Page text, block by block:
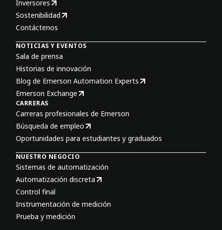
Inversores
Sostenibilidad
Contáctenos
NOTICIAS Y EVENTOS
Sala de prensa
Historias de innovación
Blog de Emerson Automation Experts
Emerson Exchange
CARRERAS
Carreras profesionales de Emerson
Búsqueda de empleo
Oportunidades para estudiantes y graduados
NUESTRO NEGOCIO
Sistemas de automatización
Automatización discreta
Control final
Instrumentación de medición
Prueba y medición